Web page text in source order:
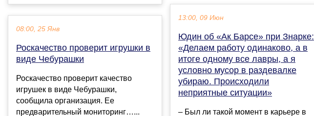
08:00, 25 Янв
Роскачество проверит игрушки в
виде Чебурашки
Роскачество проверит качество
игрушек в виде Чебурашки,
сообщила организация. Ее
предварительный мониторинг…...
13:00, 09 Июн
Юдин об «Ак Барсе» при Знарке:
«Делаем работу одинаково, а в
итоге одному все лавры, а я
условно мусор в раздевалке
убираю. Происходили
неприятные ситуации»
– Был ли такой момент в карьере в